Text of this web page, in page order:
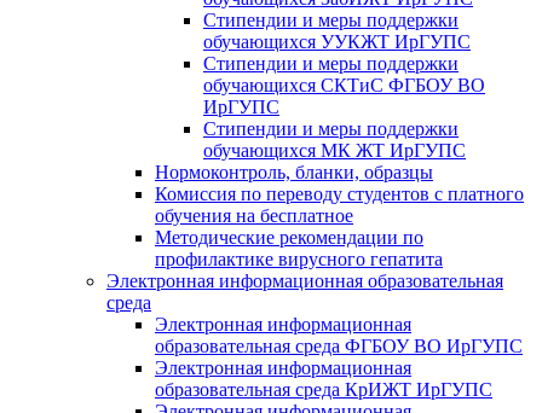
Стипендии и меры поддержки
обучающихся УУКЖТ ИрГУПС
Стипендии и меры поддержки
обучающихся СКТиС ФГБОУ ВО
ИрГУПС
Стипендии и меры поддержки
обучающихся МК ЖТ ИрГУПС
Нормоконтроль, бланки, образцы
Комиссия по переводу студентов с платного
обучения на бесплатное
Методические рекомендации по
профилактике вирусного гепатита
Электронная информационная образовательная
среда
Электронная информационная
образовательная среда ФГБОУ ВО ИрГУПС
Электронная информационная
образовательная среда КрИЖТ ИрГУПС